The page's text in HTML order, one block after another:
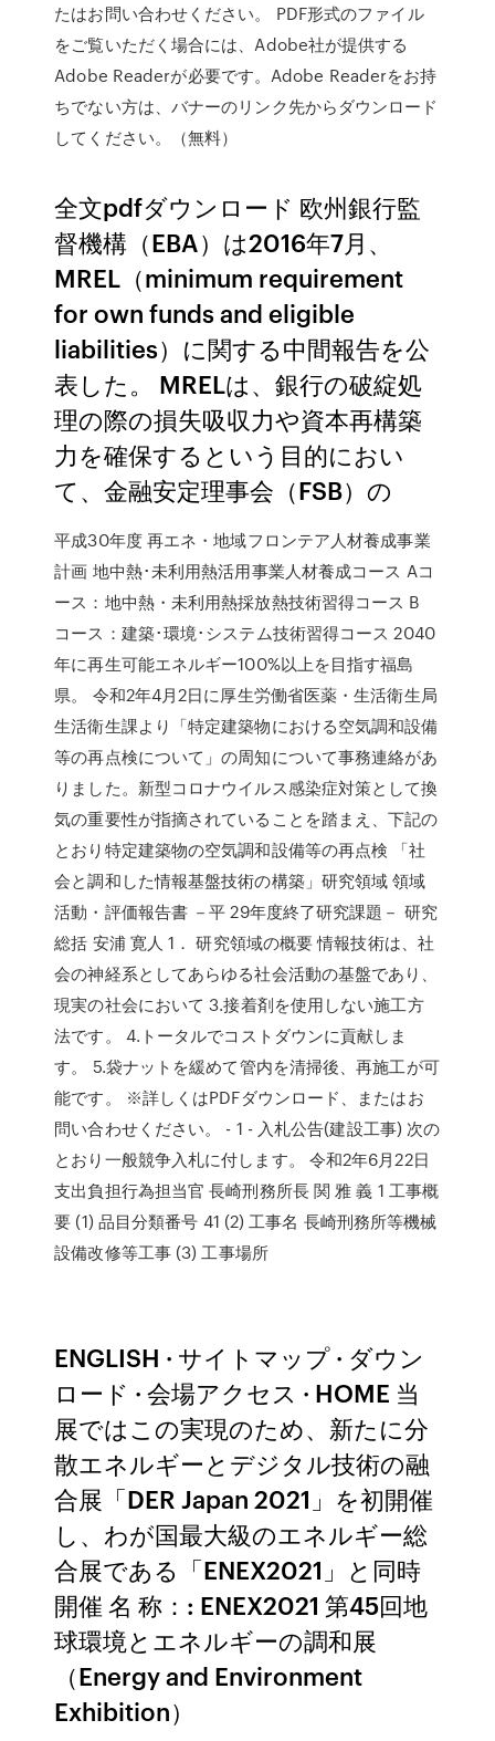
たはお問い合わせください。 PDF形式のファイル
をご覧いただく場合には、Adobe社が提供する
Adobe Readerが必要です。Adobe Readerをお持
ちでない方は、バナーのリンク先からダウンロード
してください。（無料）
全文pdfダウンロード 欧州銀行監
督機構（EBA）は2016年7月、
MREL（minimum requirement
for own funds and eligible
liabilities）に関する中間報告を公
表した。 MRELは、銀行の破綻処
理の際の損失吸収力や資本再構築
力を確保するという目的におい
て、金融安定理事会（FSB）の
平成30年度 再エネ・地域フロンテア人材養成事業
計画 地中熱･未利用熱活用事業人材養成コース Aコ
ース：地中熱・未利用熱採放熱技術習得コース B
コース：建築･環境･システム技術習得コース 2040
年に再生可能エネルギー100%以上を目指す福島
県。 令和2年4月2日に厚生労働省医薬・生活衛生局
生活衛生課より「特定建築物における空気調和設備
等の再点検について」の周知について事務連絡があ
りました。新型コロナウイルス感染症対策として換
気の重要性が指摘されていることを踏まえ、下記の
とおり特定建築物の空気調和設備等の再点検 「社
会と調和した情報基盤技術の構築」研究領域 領域
活動・評価報告書 －平 29年度終了研究課題－ 研究
総括 安浦 寛人 1． 研究領域の概要 情報技術は、社
会の神経系としてあらゆる社会活動の基盤であり、
現実の社会において 3.接着剤を使用しない施工方
法です。 4.トータルでコストダウンに貢献しま
す。 5.袋ナットを緩めて管内を清掃後、再施工が可
能です。 ※詳しくはPDFダウンロード、またはお
問い合わせください。 - 1 - 入札公告(建設工事) 次の
とおり一般競争入札に付します。 令和2年6月22日
支出負担行為担当官 長崎刑務所長 関 雅 義 1 工事概
要 (1) 品目分類番号 41 (2) 工事名 長崎刑務所等機械
設備改修等工事 (3) 工事場所
ENGLISH · サイトマップ · ダウン
ロード · 会場アクセス · HOME 当
展ではこの実現のため、新たに分
散エネルギーとデジタル技術の融
合展「DER Japan 2021」を初開催
し、わが国最大級のエネルギー総
合展である「ENEX2021」と同時
開催 名 称：: ENEX2021 第45回地
球環境とエネルギーの調和展
（Energy and Environment
Exhibition）